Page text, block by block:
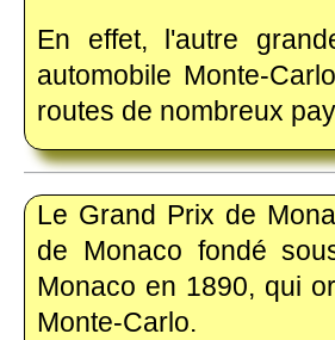
En effet, l'autre
automobile Monte-
routes de nombreux
Le Grand Prix de
de Monaco fondé
Monaco en 1890, qui
Monte-Carlo.